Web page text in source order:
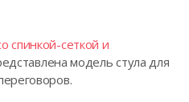
спинкой-сеткой и
модель стула для